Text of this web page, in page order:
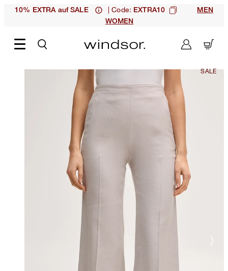
10% EXTRA auf SALE | Code: EXTRA10
MEN
WOMEN